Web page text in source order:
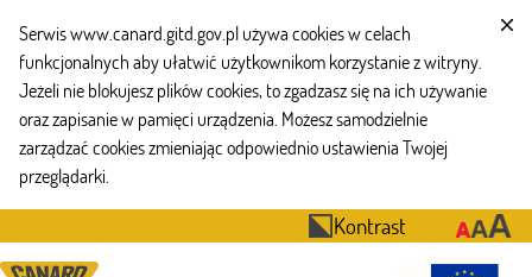
Serwis www.canard.gitd.gov.pl używa cookies w celach
funkcjonalnych aby ułatwić użytkownikom korzystanie z witryny.
Jeżeli nie blokujesz plików cookies, to zgadzasz się na ich używanie
oraz zapisanie w pamięci urządzenia. Możesz samodzielnie
zarządzać cookies zmieniając odpowiednio ustawienia Twojej
przeglądarki.
Kontrast